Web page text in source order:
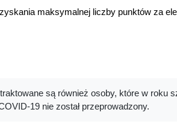
maksymalnej liczby punktów za
są również osoby, które w roku
19 nie został przeprowadzony.